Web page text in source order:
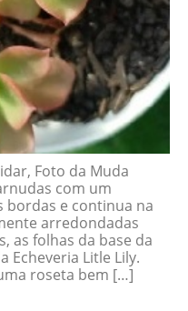
Foto da Muda
com um
bordas e continua na
arredondadas
as folhas da base da
Echeveria Litle Lily.
roseta bem […]